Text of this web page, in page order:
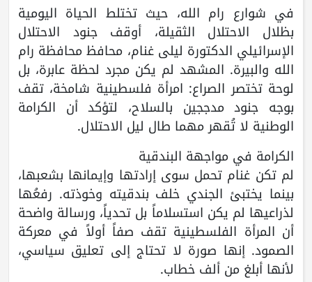
في شوارع رام الله، حيث تختلط الحياة اليومية
بظلال الاحتلال الثقيلة، أوقف جنود الاحتلال
الإسرائيلي الدكتورة ليلى غنام، محافظ محافظة رام
الله والبيرة. المشهد لم يكن مجرد لحظة عابرة، بل
لوحة تختصر الصراع: امرأة فلسطينية شامخة، تقف
بوجه جنود مدججين بالسلاح، لتؤكد أن الكرامة
الوطنية لا تُقهر مهما طال ليل الاحتلال.
الكرامة في مواجهة البندقية
لم تكن غنام تحمل سوى إرادتها وإيمانها بشعبها،
بينما يختبئ الجندي خلف بندقيته وخوذته. رفعُها
لذراعيها لم يكن استسلاماً بل تحدياً، ورسالة واضحة
أن المرأة الفلسطينية تقف صفاً أولاً في معركة
الصمود. إنها صورة لا تحتاج إلى تعليق سياسي،
لأنها أبلغ من ألف خطاب.